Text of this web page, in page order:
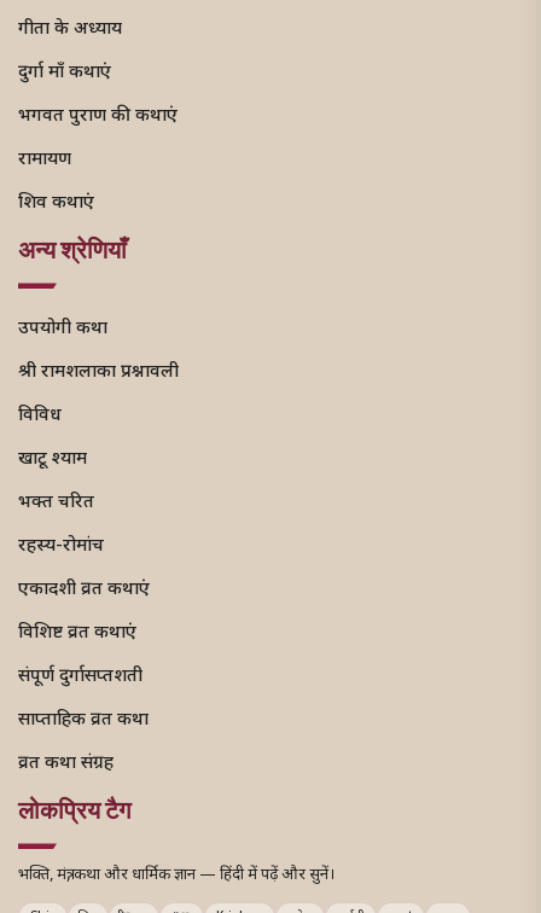
गीता के अध्याय
दुर्गा माँ कथाएं
भगवत पुराण की कथाएं
रामायण
शिव कथाएं
अन्य श्रेणियाँ
उपयोगी कथा
श्री रामशलाका प्रश्नावली
विविध
खाटू श्याम
भक्त चरित
रहस्य-रोमांच
एकादशी व्रत कथाएं
विशिष्ट व्रत कथाएं
संपूर्ण दुर्गासप्तशती
साप्ताहिक व्रत कथा
व्रत कथा संग्रह
लोकप्रिय टैग
भक्ति, मंत्र, कथा और धार्मिक ज्ञान — हिंदी में पढ़ें और सुनें।